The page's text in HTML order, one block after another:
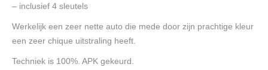
– inclusief 4 sleutels
Werkelijk een zeer nette auto die mede door zijn prachtige kleur
een zeer chique uitstraling heeft.
Techniek is 100%. APK gekeurd.